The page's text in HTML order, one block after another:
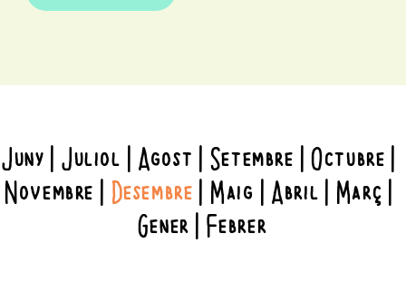
Juny Juliol Agost Setembre Octubre
Novembre Desembre Maig Abril Març
Gener Febrer